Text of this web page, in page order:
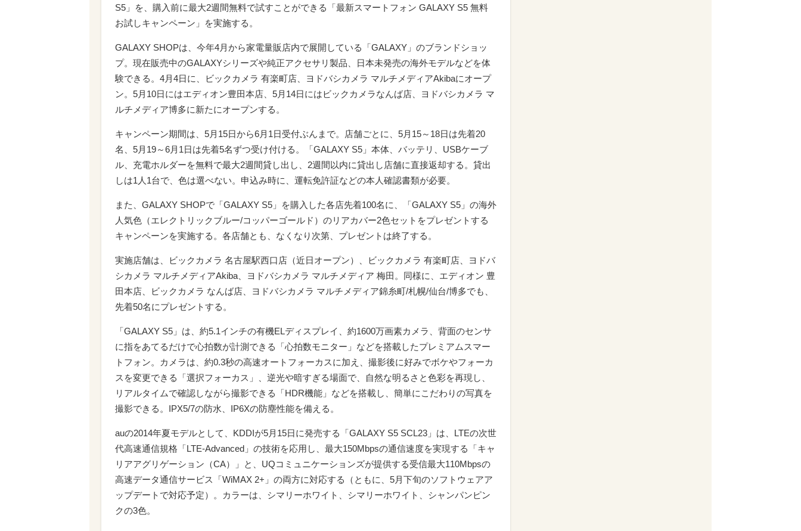
S5」を、購入前に最大2週間無料で試すことができる「最新スマートフォン GALAXY S5 無料
お試しキャンペーン」を実施する。
GALAXY SHOPは、今年4月から家電量販店内で展開している「GALAXY」のブランドショッ
プ。現在販売中のGALAXYシリーズや純正アクセサリ製品、日本未発売の海外モデルなどを体
験できる。4月4日に、ビックカメラ 有楽町店、ヨドバシカメラ マルチメディアAkibaにオープ
ン。5月10日にはエディオン豊田本店、5月14日にはビックカメラなんば店、ヨドバシカメラ マ
ルチメディア博多に新たにオープンする。
キャンペーン期間は、5月15日から6月1日受付ぶんまで。店舗ごとに、5月15～18日は先着20
名、5月19～6月1日は先着5名ずつ受け付ける。「GALAXY S5」本体、バッテリ、USBケーブ
ル、充電ホルダーを無料で最大2週間貸し出し、2週間以内に貸出し店舗に直接返却する。貸出
しは1人1台で、色は選べない。申込み時に、運転免許証などの本人確認書類が必要。
また、GALAXY SHOPで「GALAXY S5」を購入した各店先着100名に、「GALAXY S5」の海外
人気色（エレクトリックブルー/コッパーゴールド）のリアカバー2色セットをプレゼントする
キャンペーンを実施する。各店舗とも、なくなり次第、プレゼントは終了する。
実施店舗は、ビックカメラ 名古屋駅西口店（近日オープン）、ビックカメラ 有楽町店、ヨドバ
シカメラ マルチメディアAkiba、ヨドバシカメラ マルチメディア 梅田。同様に、エディオン 豊
田本店、ビックカメラ なんば店、ヨドバシカメラ マルチメディア錦糸町/札幌/仙台/博多でも、
先着50名にプレゼントする。
「GALAXY S5」は、約5.1インチの有機ELディスプレイ、約1600万画素カメラ、背面のセンサ
に指をあてるだけで心拍数が計測できる「心拍数モニター」などを搭載したプレミアムスマー
トフォン。カメラは、約0.3秒の高速オートフォーカスに加え、撮影後に好みでボケやフォーカ
スを変更できる「選択フォーカス」、逆光や暗すぎる場面で、自然な明るさと色彩を再現し、
リアルタイムで確認しながら撮影できる「HDR機能」などを搭載し、簡単にこだわりの写真を
撮影できる。IPX5/7の防水、IP6Xの防塵性能を備える。
auの2014年夏モデルとして、KDDIが5月15日に発売する「GALAXY S5 SCL23」は、LTEの次世
代高速通信規格「LTE-Advanced」の技術を応用し、最大150Mbpsの通信速度を実現する「キャ
リアアグリゲーション（CA）」と、UQコミュニケーションズが提供する受信最大110Mbpsの
高速データ通信サービス「WiMAX 2+」の両方に対応する（ともに、5月下旬のソフトウェアア
ップデートで対応予定）。カラーは、シマリーホワイト、シマリーホワイト、シャンパンピン
クの3色。